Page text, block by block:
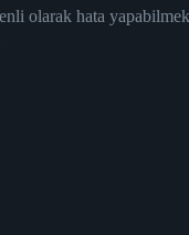
olarak hata